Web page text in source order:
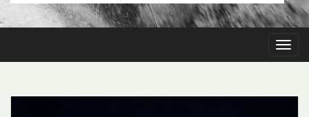
Menú